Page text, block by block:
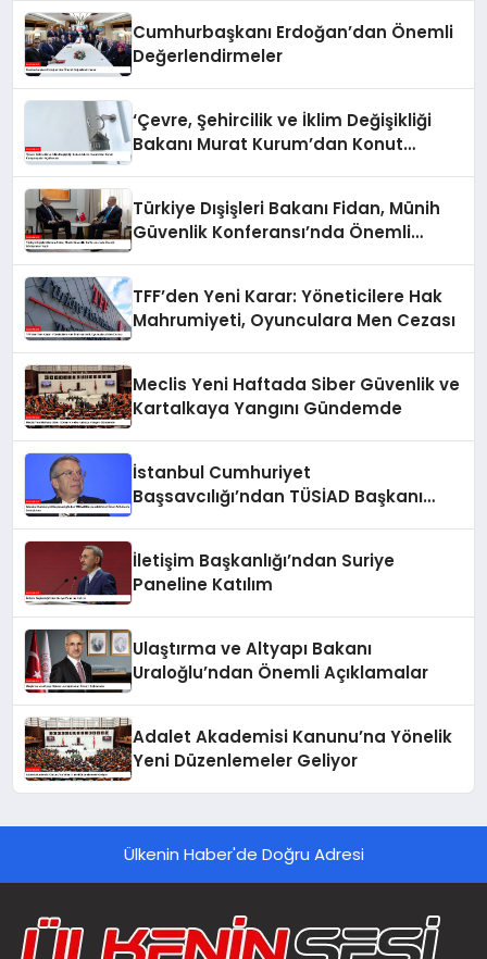
Cumhurbaşkanı Erdoğan’dan Önemli
Değerlendirmeler
‘Çevre, Şehircilik ve İklim Değişikliği
Bakanı Murat Kurum’dan Konut
Türkiye Dışişleri Bakanı Fidan, Münih
Güvenlik Konferansı’nda Önemli
TFF’den Yeni Karar: Yöneticilere Hak
Mahrumiyeti, Oyunculara Men Cezası
Meclis Yeni Haftada Siber Güvenlik ve
Kartalkaya Yangını Gündemde
İstanbul Cumhuriyet
Başsavcılığı’ndan TÜSİAD Başkanı
İletişim Başkanlığı’ndan Suriye
Paneline Katılım
Ulaştırma ve Altyapı Bakanı
Uraloğlu’ndan Önemli Açıklamalar
Adalet Akademisi Kanunu’na Yönelik
Yeni Düzenlemeler Geliyor
Ülkenin Haber'de Doğru Adresi